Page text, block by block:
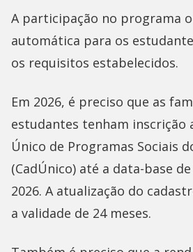
A participação no programa
automática para os
os requisitos estabelecidos.
Em 2026, é preciso que as
estudantes tenham inscrição
Único de Programas Sociais
(CadÚnico) até a data-base
2026. A atualização do
a validade de 24 meses.